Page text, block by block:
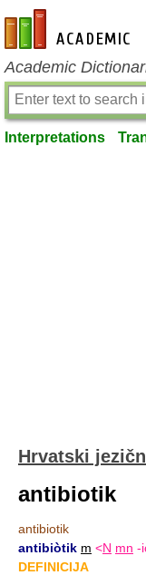
en-academic.com
Academic
Interpretations
Hrvatski
antibiotik
antibiotik
antibiòtik m <N mn -
DEFINICIJA